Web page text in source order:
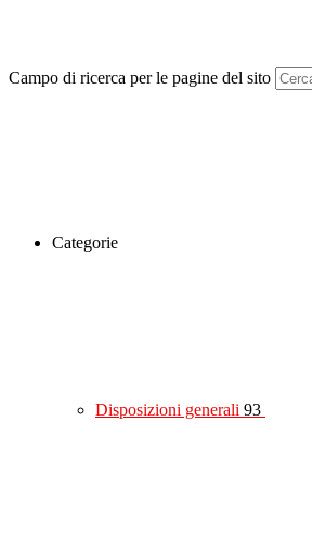
Campo di ricerca per le pagine del sito
Categorie
Disposizioni generali 93